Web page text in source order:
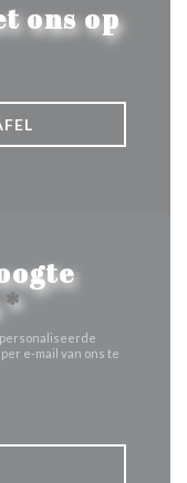
ons op
*
e-mail van ons te